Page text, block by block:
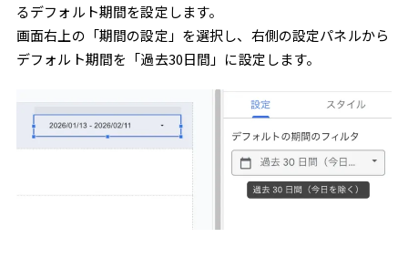
るデフォルト期間を設定します。
画面右上の「期間の設定」を選択し、右側の設定パネルから
デフォルト期間を「過去30日間」に設定します。